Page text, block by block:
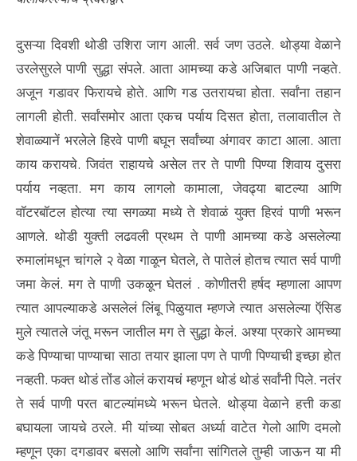
दुसऱ्या दिवशी थोडी उशिरा जाग आली. सर्व जण उठले. थोड्या वेळाने
उरलेसुरले पाणी सुद्धा संपले. आता आमच्या कडे अजिबात पाणी नव्हते.
अजून गडावर फिरायचे होते. आणि गड उतरायचा होता. सर्वांना तहान
लागली होती. सर्वांसमोर आता एकच पर्याय दिसत होता, तलावातील ते
शेवाळ्यानें भरलेले हिरवे पाणी बघून सर्वांच्या अंगावर काटा आला. आता
काय करायचे. जिवंत राहायचे असेल तर ते पाणी पिण्या शिवाय दुसरा
पर्याय नव्हता. मग काय लागलो कामाला, जेवढ्या बाटल्या आणि
वॉटरबॉटल होत्या त्या सगळ्या मध्ये ते शेवाळं युक्त हिरवं पाणी भरून
आणले. थोडी युक्ती लढवली प्रथम ते पाणी आमच्या कडे असलेल्या
रुमालांमधून चांगले २ वेळा गाळून घेतले, ते पातेलं होतच त्यात सर्व पाणी
जमा केलं. मग ते पाणी उकळून घेतलं . कोणीतरी हर्षद म्हणाला आपण
त्यात आपल्याकडे असलेलं लिंबू पिळुयात म्हणजे त्यात असलेल्या ऍसिड
मुले त्यातले जंतू मरून जातील मग ते सुद्धा केलं. अश्या प्रकारे आमच्या
कडे पिण्याचा पाण्याचा साठा तयार झाला पण ते पाणी पिण्याची इच्छा होत
नव्हती. फक्त थोडं तोंड ओलं करायचं म्हणून थोडं थोडं सर्वांनी पिले. नतंर
ते सर्व पाणी परत बाटल्यांमध्ये भरून घेतले. थोड्या वेळाने हत्ती कडा
बघायला जायचे ठरले. मी यांच्या सोबत अर्ध्या वाटेत गेलो आणि दमलो
म्हणून एका दगडावर बसलो आणि सर्वांना सांगितले तुम्ही जाऊन या मी